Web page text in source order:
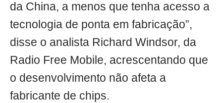
da China, a menos que tenha acesso a
tecnologia de ponta em fabricação”,
disse o analista Richard Windsor, da
Radio Free Mobile, acrescentando que
o desenvolvimento não afeta a
fabricante de chips.